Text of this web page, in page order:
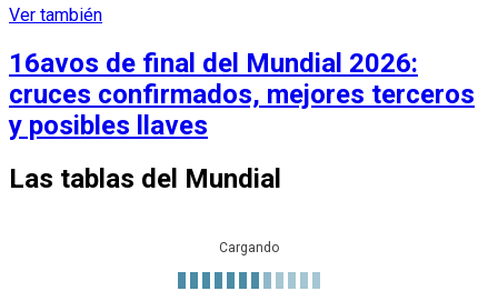
Ver también
16avos de final del Mundial 2026:
cruces confirmados, mejores terceros
y posibles llaves
Las tablas del Mundial
Cargando